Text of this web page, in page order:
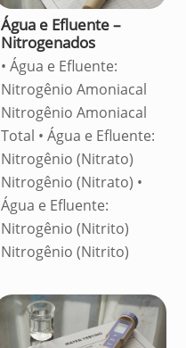
Água e Efluente –
Nitrogenados
• Água e Efluente:
Nitrogênio Amoniacal
Nitrogênio Amoniacal
Total • Água e Efluente:
Nitrogênio (Nitrato)
Nitrogênio (Nitrato) •
Água e Efluente:
Nitrogênio (Nitrito)
Nitrogênio (Nitrito)